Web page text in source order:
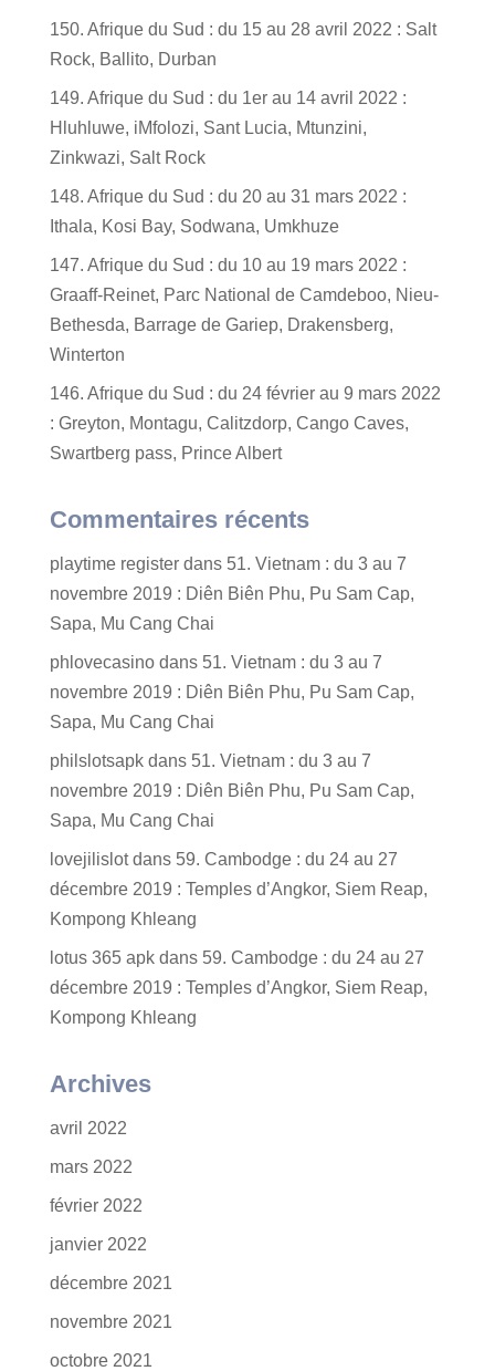
150. Afrique du Sud : du 15 au 28 avril 2022 : Salt
Rock, Ballito, Durban
149. Afrique du Sud : du 1er au 14 avril 2022 :
Hluhluwe, iMfolozi, Sant Lucia, Mtunzini,
Zinkwazi, Salt Rock
148. Afrique du Sud : du 20 au 31 mars 2022 :
Ithala, Kosi Bay, Sodwana, Umkhuze
147. Afrique du Sud : du 10 au 19 mars 2022 :
Graaff-Reinet, Parc National de Camdeboo, Nieu-
Bethesda, Barrage de Gariep, Drakensberg,
Winterton
146. Afrique du Sud : du 24 février au 9 mars 2022
: Greyton, Montagu, Calitzdorp, Cango Caves,
Swartberg pass, Prince Albert
Commentaires récents
playtime registerdans 51. Vietnam : du 3 au 7
novembre 2019 : Diên Biên Phu, Pu Sam Cap,
Sapa, Mu Cang Chai
phlovecasinodans 51. Vietnam : du 3 au 7
novembre 2019 : Diên Biên Phu, Pu Sam Cap,
Sapa, Mu Cang Chai
philslotsapkdans 51. Vietnam : du 3 au 7
novembre 2019 : Diên Biên Phu, Pu Sam Cap,
Sapa, Mu Cang Chai
lovejilislotdans 59. Cambodge : du 24 au 27
décembre 2019 : Temples d’Angkor, Siem Reap,
Kompong Khleang
lotus 365 apkdans 59. Cambodge : du 24 au 27
décembre 2019 : Temples d’Angkor, Siem Reap,
Kompong Khleang
Archives
avril 2022
mars 2022
février 2022
janvier 2022
décembre 2021
novembre 2021
octobre 2021